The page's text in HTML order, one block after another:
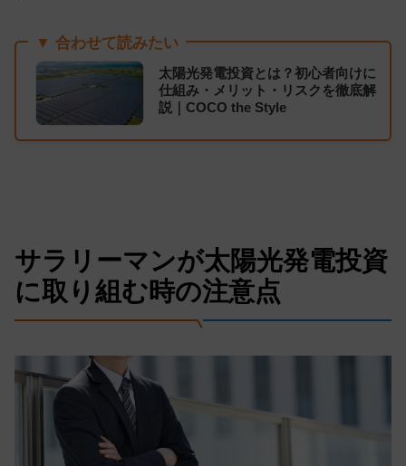
▼ 合わせて読みたい
太陽光発電投資とは？初心者向けに
仕組み・メリット・リスクを徹底解
説｜COCO the Style
サラリーマンが太陽光発電投資
に取り組む時の注意点